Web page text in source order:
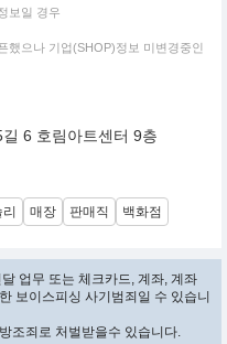
보일 경우
했으나 기업(SHOP)정보 미변경중인
6 호림아트센터 9층
매장 판매직 백화점
업무 또는 체크카드, 계좌, 계좌
보이스피싱 사기범죄일 수 있습니
조죄로 처벌받을수 있습니다.